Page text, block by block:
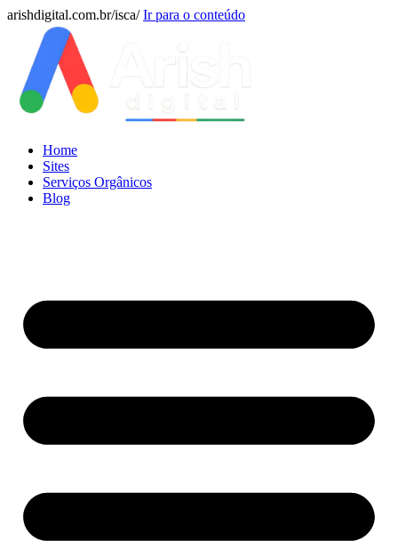
arishdigital.com.br/isca/ Ir para o conteúdo
Home
Sites
Serviços Orgânicos
Blog